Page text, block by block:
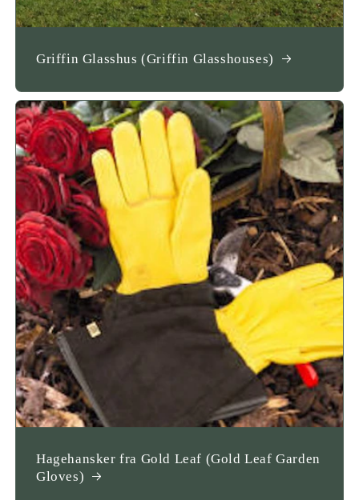
Griffin Glasshus (Griffin Glasshouses)
Hagehansker fra Gold Leaf (Gold Leaf Garden
Gloves)